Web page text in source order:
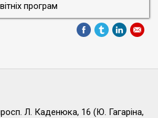
програм
Л. Каденюка, 16 (Ю. Гагаріна,